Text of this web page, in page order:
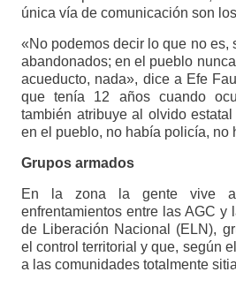
única vía de comunicación son
«No podemos decir lo que no es,
abandonados; en el pueblo
acueducto, nada», dice a Efe
que tenía 12 años cuando
también atribuye al olvido
en el pueblo, no había policía, no
Grupos armados
En la zona la gente vive
enfrentamientos entre las AGC y
de Liberación Nacional (ELN),
el control territorial y que, según
a las comunidades totalmente